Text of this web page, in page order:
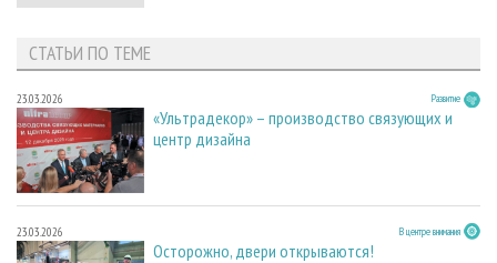
СТАТЬИ ПО ТЕМЕ
23.03.2026 Развитие
«Ультрадекор» – производство связующих и
центр дизайна
23.03.2026 В центре внимания
Осторожно, двери открываются!